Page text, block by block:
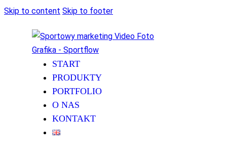
Skip to content Skip to footer
START
PRODUKTY
PORTFOLIO
O NAS
KONTAKT